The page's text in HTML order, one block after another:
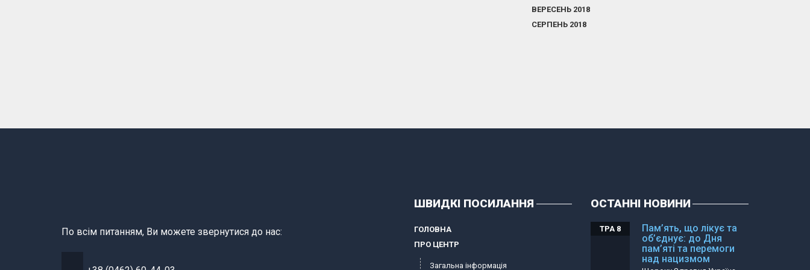
ВЕРЕСЕНЬ 2018
СЕРПЕНЬ 2018
По всім питанням, Ви можете звернутися до нас:
ШВИДКІ ПОСИЛАННЯ
ГОЛОВНА
ПРО ЦЕНТР
Загальна інформація
ОСТАННІ НОВИНИ
Пам’ять, що лікує та
об’єднує: до Дня
пам’яті та перемоги
над нацизмом
ТРА 8